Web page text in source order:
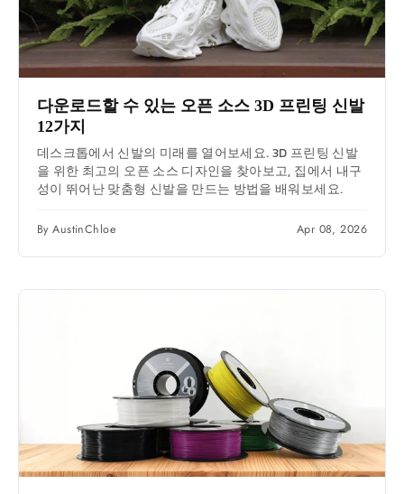
다운로드할 수 있는 오픈 소스 3D 프린팅 신발
12가지
데스크톱에서 신발의 미래를 열어보세요. 3D 프린팅 신발
을 위한 최고의 오픈 소스 디자인을 찾아보고, 집에서 내구
성이 뛰어난 맞춤형 신발을 만드는 방법을 배워보세요.
By AustinChloe Apr 08, 2026